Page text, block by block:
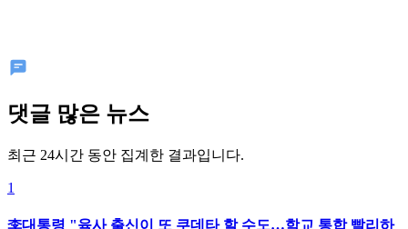
댓글 많은 뉴스
최근 24시간 동안 집계한 결과입니다.
1
李대통령 "육사 출신이 또 쿠데타 할 수도…학교 통합 빨리하